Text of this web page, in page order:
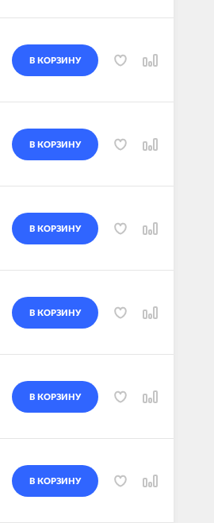
В КОРЗИНУ
В КОРЗИНУ
В КОРЗИНУ
В КОРЗИНУ
В КОРЗИНУ
В КОРЗИНУ